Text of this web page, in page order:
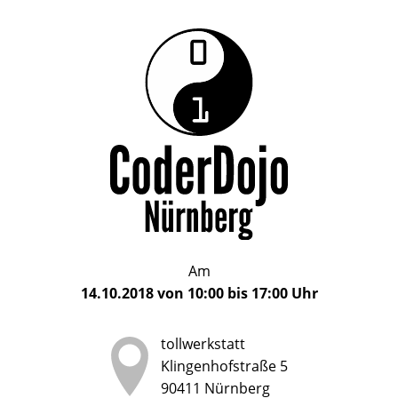
CoderDojo
Nürnberg
Das
CoderDojo
Nürnberg
ein
Club
für
Kinder
und
Jugendliche
Alter
bis
17
Am
14.10.2018von 10:00bis 17:00Uhr
tollwerkstatt
Klingenhofstraße 5
90411 Nürnberg